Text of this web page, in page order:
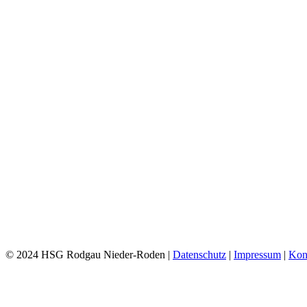
© 2024 HSG Rodgau Nieder-Roden | Datenschutz | Impressum |